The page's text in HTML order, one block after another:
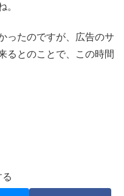
。
ったのですが、広告のサ
るとのことで、この時間
る